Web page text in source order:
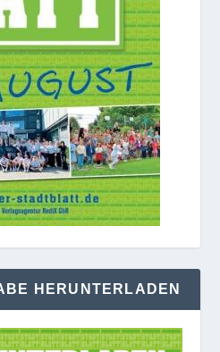
HERUNTERLADEN